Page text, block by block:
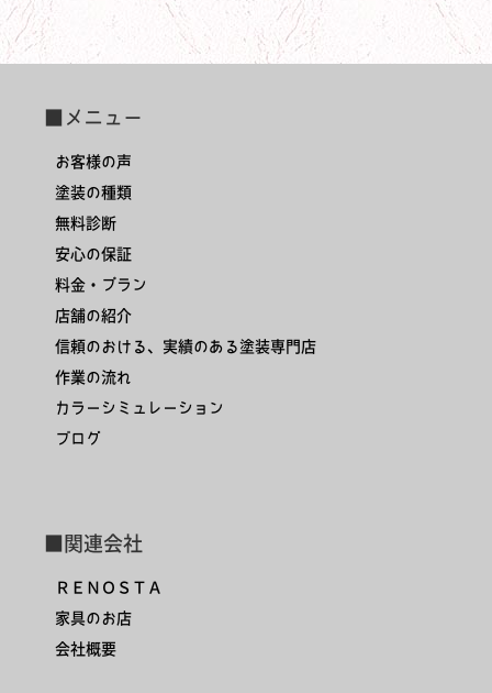
■メニュー
お客様の声
塗装の種類
無料診断
安心の保証
料金・プラン
店舗の紹介
信頼のおける、実績のある塗装専門店
作業の流れ
カラーシミュレーション
ブログ
■関連会社
ＲＥＮＯＳＴＡ
家具のお店
会社概要